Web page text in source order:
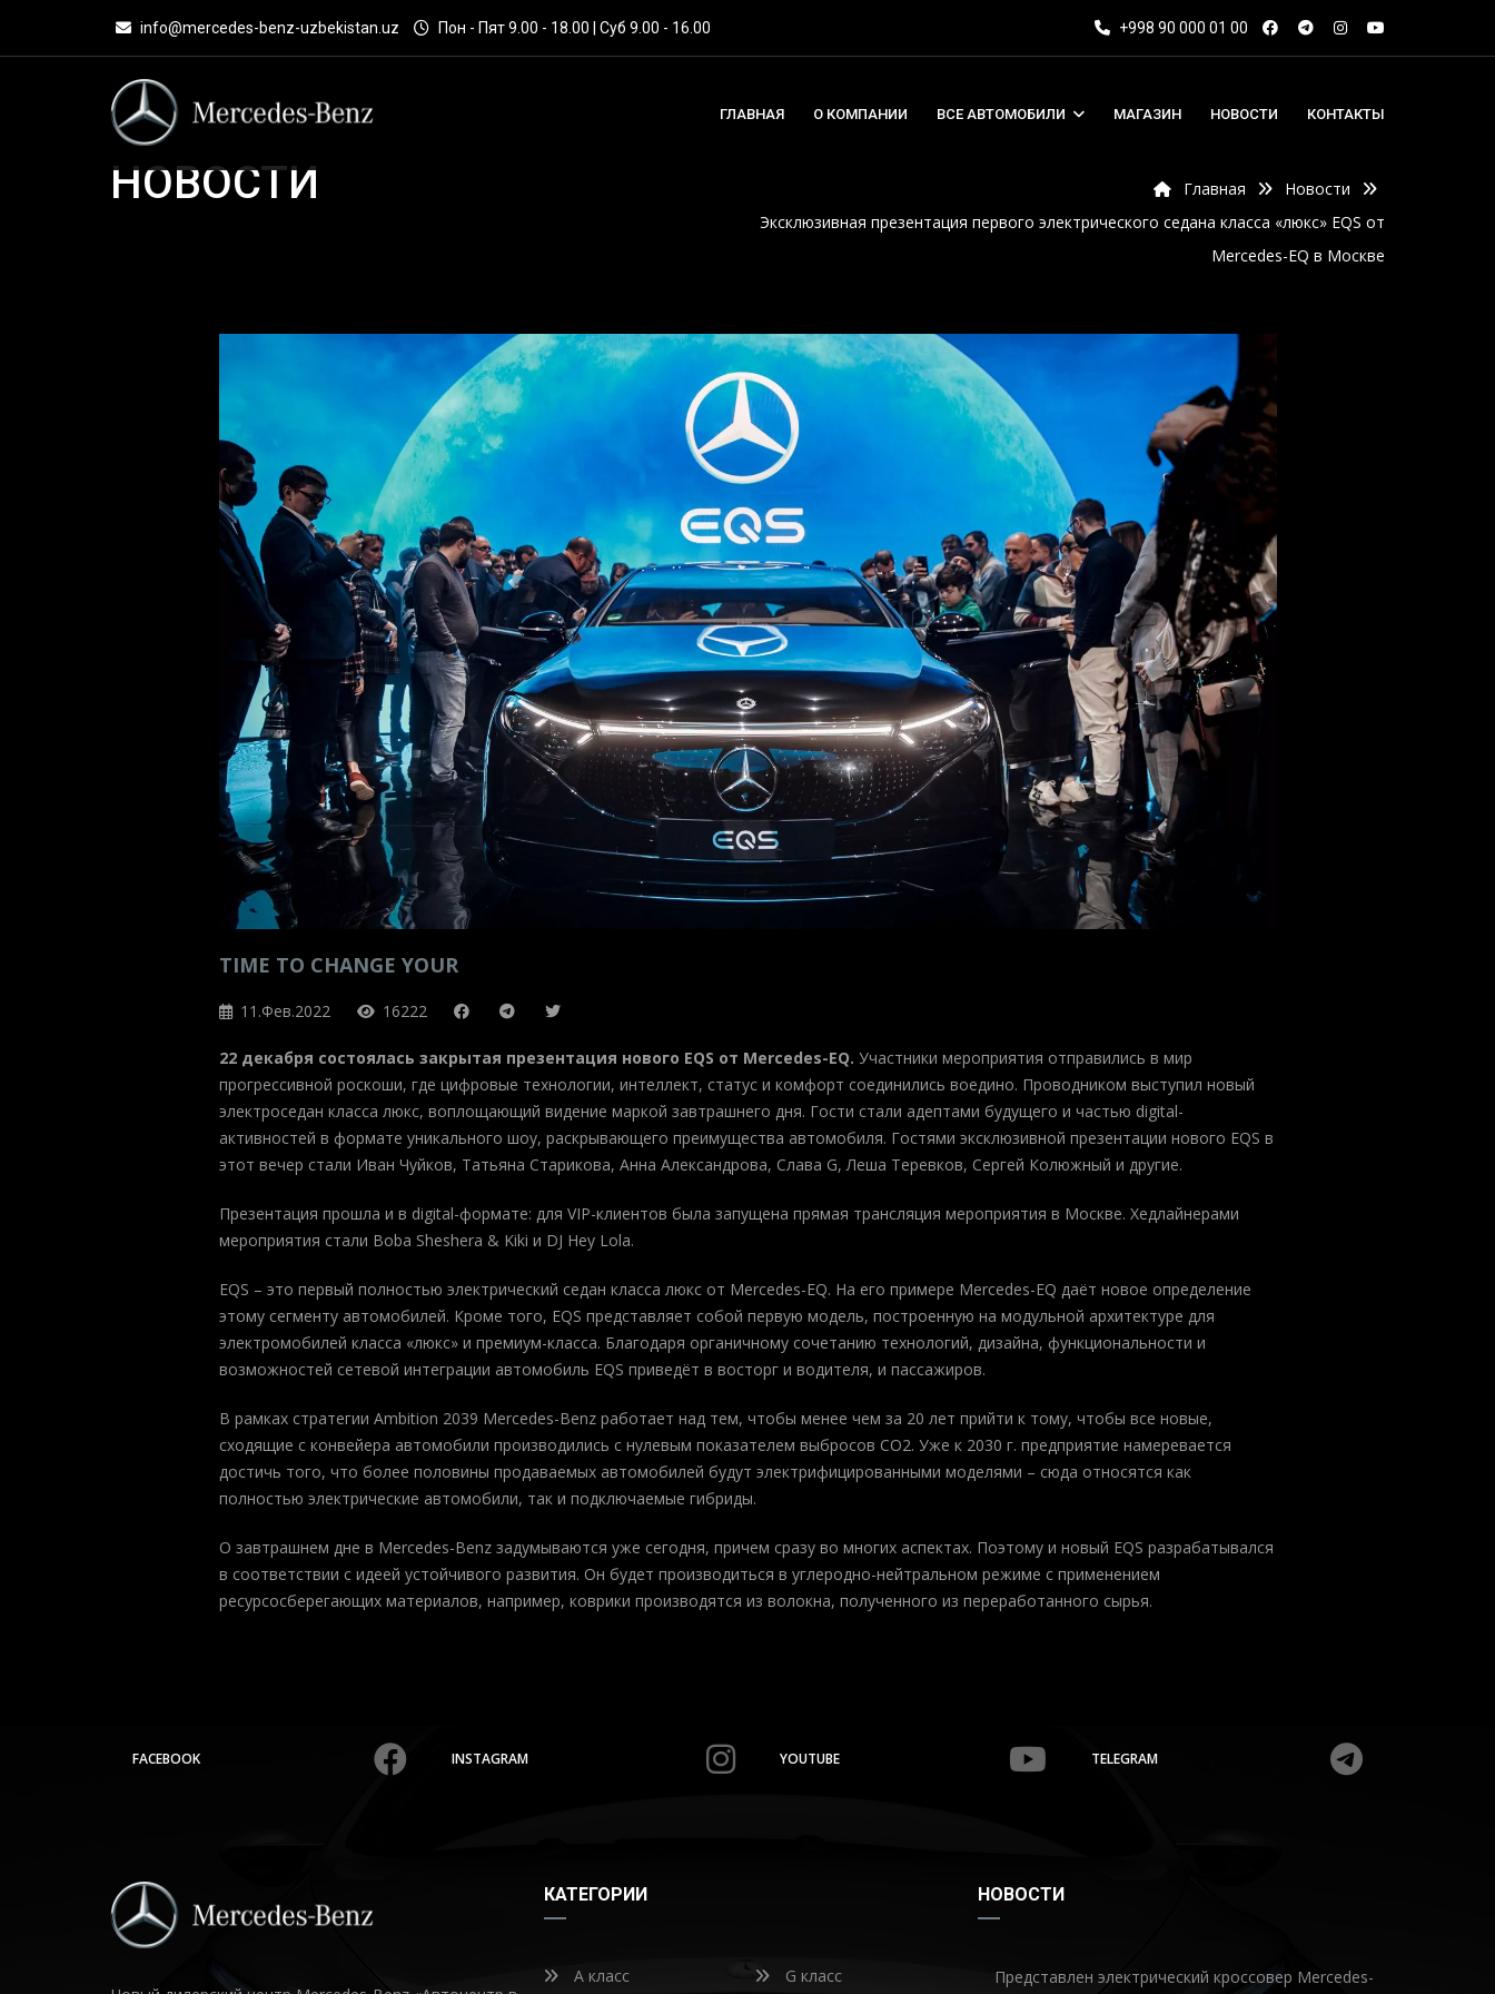
info@mercedes-benz-uzbekistan.uz Пон - Пят 9.00 - 18.00 | Суб 9.00 - 16.00 +998 90 000 01 00
ГЛАВНАЯ О КОМПАНИИ ВСЕ АВТОМОБИЛИ МАГАЗИН НОВОСТИ КОНТАКТЫ
НОВОСТИ Главная
Новости
Эксклюзивная презентация первого электрического седана класса «люкс» EQS от
Mercedes-EQ в Москве
TIME TO CHANGE YOUR
11.Фев.2022 16222
22 декабря состоялась закрытая презентация нового EQS от Mercedes-EQ. Участники мероприятия отправились в мир
прогрессивной роскоши, где цифровые технологии, интеллект, статус и комфорт соединились воедино. Проводником выступил новый
электроседан класса люкс, воплощающий видение маркой завтрашнего дня. Гости стали адептами будущего и частью digital-
активностей в формате уникального шоу, раскрывающего преимущества автомобиля. Гостями эксклюзивной презентации нового EQS в
этот вечер стали Иван Чуйков, Татьяна Старикова, Анна Александрова, Слава G, Леша Теревков, Сергей Колюжный и другие.
Презентация прошла и в digital-формате: для VIP-клиентов была запущена прямая трансляция мероприятия в Москве. Хедлайнерами
мероприятия стали Boba Sheshera & Kiki и DJ Hey Lola.
EQS – это первый полностью электрический седан класса люкс от Mercedes-EQ. На его примере Mercedes-EQ даёт новое определение
этому сегменту автомобилей. Кроме того, EQS представляет собой первую модель, построенную на модульной архитектуре для
электромобилей класса «люкс» и премиум-класса. Благодаря органичному сочетанию технологий, дизайна, функциональности и
возможностей сетевой интеграции автомобиль EQS приведёт в восторг и водителя, и пассажиров.
В рамках стратегии Ambition 2039 Mercedes-Benz работает над тем, чтобы менее чем за 20 лет прийти к тому, чтобы все новые,
сходящие с конвейера автомобили производились с нулевым показателем выбросов CO2. Уже к 2030 г. предприятие намеревается
достичь того, что более половины продаваемых автомобилей будут электрифицированными моделями – сюда относятся как
полностью электрические автомобили, так и подключаемые гибриды.
О завтрашнем дне в Mercedes-Benz задумываются уже сегодня, причем сразу во многих аспектах. Поэтому и новый EQS разрабатывался
в соответствии с идеей устойчивого развития. Он будет производиться в углеродно-нейтральном режиме с применением
ресурсосберегающих материалов, например, коврики производятся из волокна, полученного из переработанного сырья.
FACEBOOK INSTAGRAM YOUTUBE TELEGRAM
КАТЕГОРИИ
A класс G класс
НОВОСТИ
Представлен электрический кроссовер Mercedes-